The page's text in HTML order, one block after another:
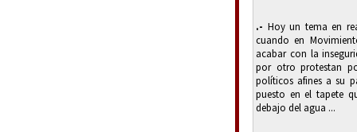
.- Hoy un tema en
cuando en
acabar con la
por otro protestan
políticos afines a su
puesto en el tapete
debajo del agua ...